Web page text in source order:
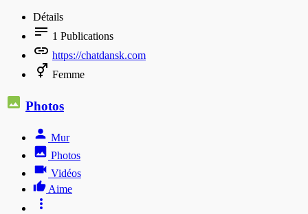
Détails
1 Publications
https://chatdansk.com
Femme
Photos
Mur
Photos
Vidéos
Aime